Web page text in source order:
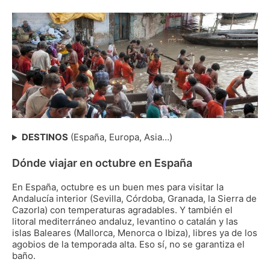
India
DESTINOS(España, Europa, Asia…)
Dónde viajar en octubre en España
En España, octubre es un buen mes para visitar la
Andalucía interior (Sevilla, Córdoba, Granada, la Sierra de
Cazorla) con temperaturas agradables. Y también el
litoral mediterráneo andaluz, levantino o catalán y las
islas Baleares (Mallorca, Menorca o Ibiza), libres ya de los
agobios de la temporada alta. Eso sí, no se garantiza el
baño.